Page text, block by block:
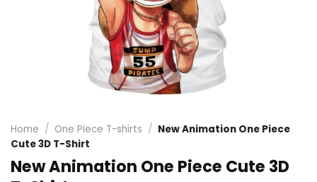
Home / One Piece T-shirts / New Animation One Piece
Cute 3D T-Shirt
New Animation One Piece Cute 3D